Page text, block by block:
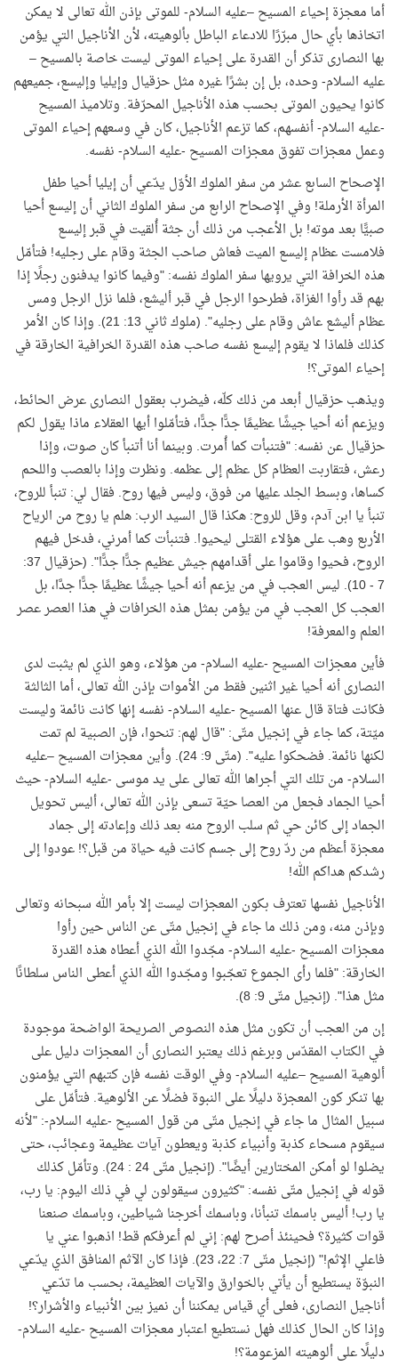
أما معجزة إحياء المسيح –عليه السلام- للموتى بإذن الله تعالى لا يمكن
اتخاذها بأي حال مبرّرًا للادعاء الباطل بألوهيته، لأن الأناجيل التي يؤمن
بها النصارى تذكر أن القدرة على إحياء الموتى ليست خاصة بالمسيح –
عليه السلام- وحده، بل إن بشرًا غيره مثل حزقيال وإيليا وإليسع، جميعهم
كانوا يحيون الموتى بحسب هذه الأناجيل المحرّفة. وتلاميذ المسيح
-عليه السلام- أنفسهم، كما تزعم الأناجيل، كان في وسعهم إحياء الموتى
وعمل معجزات تفوق معجزات المسيح -عليه السلام- نفسه.
الإصحاح السابع عشر من سفر الملوك الأوّل يدّعي أن إيليا أحيا طفل
المرأة الأرملة! وفي الإصحاح الرابع من سفر الملوك الثاني أن إليسع أحيا
صبيًّا بعد موته! بل الأعجب من ذلك أن جثة أُلقيت في قبر إليسع
فلامست عظام إليسع الميت فعاش صاحب الجثة وقام على رجليه! فتأمّل
هذه الخرافة التي يرويها سفر الملوك نفسه: "وفيما كانوا يدفنون رجلًا إذا
بهم قد رأوا الغزاة، فطرحوا الرجل في قبر أليشع، فلما نزل الرجل ومس
عظام أليشع عاش وقام على رجليه". (ملوك ثاني 13: 21). وإذا كان الأمر
كذلك فلماذا لا يقوم إليسع نفسه صاحب هذه القدرة الخرافية الخارقة في
إحياء الموتى؟!
ويذهب حزقيال أبعد من ذلك كلّه، فيضرب بعقول النصارى عرض الحائط،
ويزعم أنه أحيا جيشًا عظيمًا جدًّا جدًّا، فتأمّلوا أيها العقلاء ماذا يقول لكم
حزقيال عن نفسه: "فتنبأت كما أُمرت. وبينما أنا أتنبأ كان صوت، وإذا
رعش، فتقاربت العظام كل عظم إلى عظمه. ونظرت وإذا بالعصب واللحم
كساها، وبسط الجلد عليها من فوق، وليس فيها روح. فقال لي: تنبأ للروح،
تنبأ يا ابن آدم، وقل للروح: هكذا قال السيد الرب: هلم يا روح من الرياح
الأربع وهب على هؤلاء القتلى ليحيوا. فتنبأت كما أمرني، فدخل فيهم
الروح، فحيوا وقاموا على أقدامهم جيش عظيم جدًّا جدًّا". (حزقيال 37:
7 - 10). ليس العجب في من يزعم أنه أحيا جيشًا عظيمًا جدًّا جدَّا، بل
العجب كل العجب في من يؤمن بمثل هذه الخرافات في هذا العصر عصر
العلم والمعرفة!
فأين معجزات المسيح -عليه السلام- من هؤلاء، وهو الذي لم يثبت لدى
النصارى أنه أحيا غير اثنين فقط من الأموات بإذن الله تعالى، أما الثالثة
فكانت فتاة قال عنها المسيح -عليه السلام- نفسه إنها كانت نائمة وليست
ميّتة، كما جاء في إنجيل متّى: "قال لهم: تنحوا، فإن الصبية لم تمت
لكنها نائمة. فضحكوا عليه". (متّى 9: 24). وأين معجزات المسيح –عليه
السلام- من تلك التي أجراها الله تعالى على يد موسى -عليه السلام- حيث
أحيا الجماد فجعل من العصا حيّة تسعى بإذن الله تعالى، أليس تحويل
الجماد إلى كائن حي ثم سلب الروح منه بعد ذلك وإعادته إلى جماد
معجزة أعظم من ردّ روح إلى جسم كانت فيه حياة من قبل؟! عودوا إلى
رشدكم هداكم الله!
الأناجيل نفسها تعترف بكون المعجزات ليست إلا بأمر الله سبحانه وتعالى
وبإذن منه، ومن ذلك ما جاء في إنجيل متّى عن الناس حين رأوا
معجزات المسيح -عليه السلام- مجّدوا الله الذي أعطاه هذه القدرة
الخارقة: "فلما رأى الجموع تعجّبوا ومجّدوا الله الذي أعطى الناس سلطانًا
مثل هذا". (إنجيل متّى 9: 8)
.
إن من العجب أن تكون مثل هذه النصوص الصريحة الواضحة موجودة
في الكتاب المقدّس وبرغم ذلك يعتبر النصارى أن المعجزات دليل على
ألوهية المسيح –عليه السلام- وفي الوقت نفسه فإن كتبهم التي يؤمنون
بها تنكر كون المعجزة دليلًا على النبوة فضلًا عن الألوهية. فتأمّل على
سبيل المثال ما جاء في إنجيل متّى من قول المسيح -عليه السلام-: "لأنه
سيقوم مسحاء كذبة وأنبياء كذبة ويعطون آيات عظيمة وعجائب، حتى
يضلوا لو أمكن المختارين أيضًا". (إنجيل متّى 24 : 24). وتأمّل كذلك
قوله في إنجيل متّى نفسه: "كثيرون سيقولون لي في ذلك اليوم: يا رب،
يا رب! أليس باسمك تنبأنا، وباسمك أخرجنا شياطين، وباسمك صنعنا
قوات كثيرة؟ فحينئذ أصرح لهم: إني لم أعرفكم قط! اذهبوا عني يا
فاعلي الإثم!" (إنجيل متّى 7: 22، 23). فإذا كان الآثم المنافق الذي يدّعي
النبوّة يستطيع أن يأتي بالخوارق والآيات العظيمة، بحسب ما تدّعي
أناجيل النصارى، فعلى أي قياس يمكننا أن نميز بين الأنبياء والأشرار؟!
وإذا كان الحال كذلك فهل نستطيع اعتبار معجزات المسيح -عليه السلام-
دليلًا على ألوهيته المزعومة؟!